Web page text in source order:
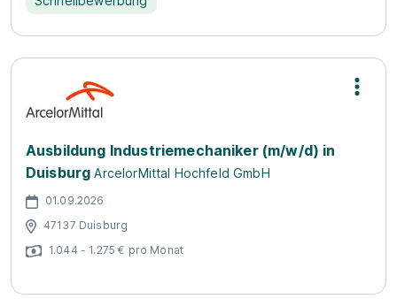
Ausbildung Industriemechaniker (m/w/d) in
Duisburg ArcelorMittal Hochfeld GmbH
01.09.2026
47137 Duisburg
1.044 - 1.275 € pro Monat